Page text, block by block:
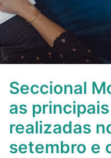
Seccional
as
realizadas
setembro e